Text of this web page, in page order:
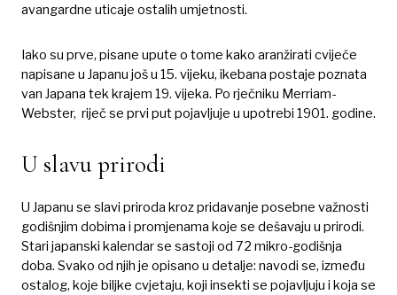
avangardne uticaje ostalih umjetnosti.
Iako su prve, pisane upute o tome kako aranžirati cvijeće
napisane u Japanu još u 15. vijeku, ikebana postaje poznata
van Japana tek krajem 19. vijeka. Po rječniku Merriam-
Webster, riječ se prvi put pojavljuje u upotrebi 1901. godine.
U slavu prirodi
U Japanu se slavi priroda kroz pridavanje posebne važnosti
godišnjim dobima i promjenama koje se dešavaju u prirodi.
Stari japanski kalendar se sastoji od 72 mikro-godišnja
doba. Svako od njih je opisano u detalje: navodi se, između
ostalog, koje biljke cvjetaju, koji insekti se pojavljuju i koja se